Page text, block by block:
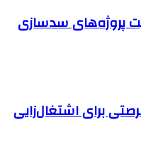
پروژه‌های سدسازی
برای اشتغال‌زایی